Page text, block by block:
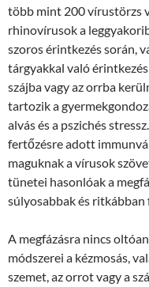
több mint 200 vírustörzs
rhinovírusok a
szoros érintkezés során,
tárgyakkal való
szájba vagy az orrba
tartozik a
alvás és a pszichés
fertőzésre adott
maguknak a vírusok
tünetei hasonlóak a
súlyosabbak és
A megfázásra nincs
módszerei a kézmosás,
szemet, az orrot vagy a